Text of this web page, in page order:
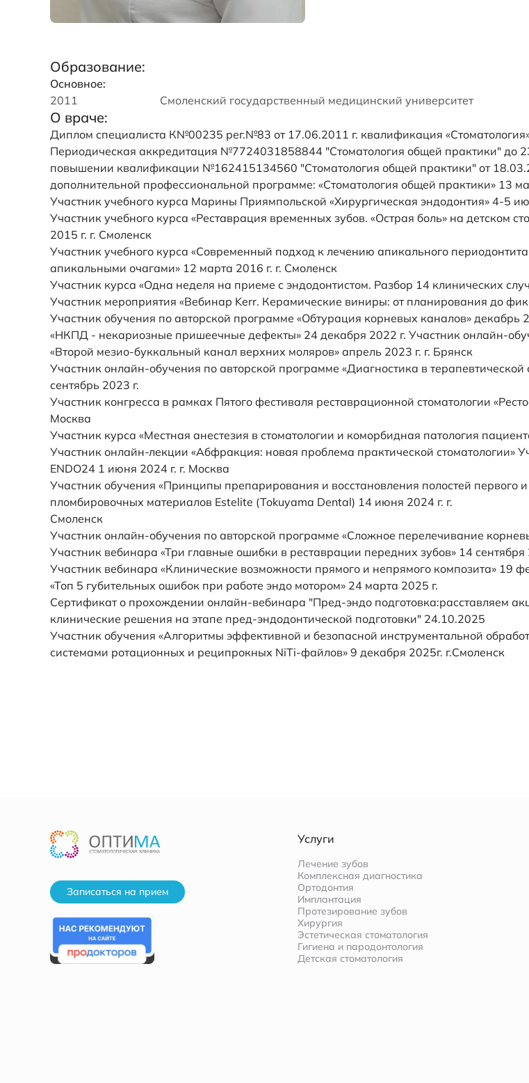
Образование:
Основное:
2011
Смоленский государственный медицинский университет
О враче:
Диплом специалиста К№00235 рег.№83 от 17.06.2011 г. квалификация
Периодическая аккредитация №7724031858844 "Стоматология общей практики" до
повышении квалификации №162415134560 "Стоматология общей практики" от
дополнительной профессиональной программе: «Стоматология общей практики» 13
Участник учебного курса Марины Приямпольской «Хирургическая эндодонтия» 4-5
Участник учебного курса «Реставрация временных зубов. «Острая боль» на детском
2015 г. г. Смоленск
Участник учебного курса «Современный подход к лечению апикального
апикальными очагами» 12 марта 2016 г. г. Смоленск
Участник курса «Одна неделя на приеме с эндодонтистом. Разбор 14 клинических
Участник мероприятия «Вебинар Kerr. Керамические виниры: от планирования до
Участник обучения по авторской программе «Обтурация корневых каналов» декабрь
«НКПД - некариозные пришеечные дефекты» 24 декабря 2022 г. Участник онлайн-
«Второй мезио-буккальный канал верхних моляров» апрель 2023 г. г. Брянск
Участник онлайн-обучения по авторской программе «Диагностика в терапевтической
сентябрь 2023 г.
Участник конгресса в рамках Пятого фестиваля реставрационной стоматологии
Москва
Участник курса «Местная анестезия в стоматологии и коморбидная патология
Участник онлайн-лекции «Абфракция: новая проблема практической стоматологии»
ENDO24 1 июня 2024 г. г. Москва
Участник обучения «Принципы препарирования и восстановления полостей первого
пломбировочных материалов Estelite (Tokuyama Dental) 14 июня 2024 г. г.
Смоленск
Участник онлайн-обучения по авторской программе «Сложное перелечивание
Участник вебинара «Три главные ошибки в реставрации передних зубов» 14 сентября
Участник вебинара «Клинические возможности прямого и непрямого композита» 19
«Топ 5 губительных ошибок при работе эндо мотором» 24 марта 2025 г.
Сертификат о прохождении онлайн-вебинара "Пред-эндо подготовка:расставляем
клинические решения на этапе пред-эндодонтической подготовки" 24.10.2025
Участник обучения «Алгоритмы эффективной и безопасной инструментальной
системами ротационных и реципрокных NiTi-файлов» 9 декабря 2025г. г.Смоленск
Записаться на прием
Услуги
Лечение зубов
Комплексная диагностика
Ортодонтия
Имплантация
Протезирование зубов
Хирургия
Эстетическая стоматология
Гигиена и пародонтология
Детская стоматология